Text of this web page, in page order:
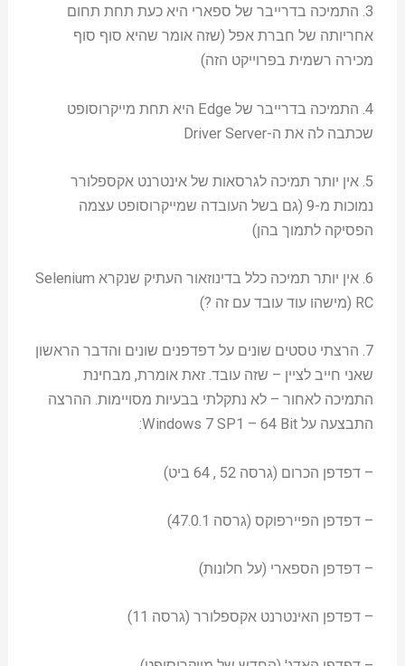
3. התמיכה בדרייבר של ספארי היא כעת תחת תחום
אחריותה של חברת אפל (שזה אומר שהיא סוף סוף
מכירה רשמית בפרוייקט הזה)
4. התמיכה בדרייבר של Edge היא תחת מייקרוסופט
שכתבה לה את ה-Driver Server
5. אין יותר תמיכה לגרסאות של אינטרנט אקספלורר
נמוכות מ-9 (גם בשל העובדה שמייקרוסופט עצמה
הפסיקה לתמוך בהן)
6. אין יותר תמיכה כלל בדינוזאור העתיק שנקרא Selenium
RC (מישהו עוד עובד עם זה ?)
7. הרצתי טסטים שונים על דפדפנים שונים והדבר הראשון
שאני חייב לציין – שזה עובד. זאת אומרת, מבחינת
התמיכה לאחור – לא נתקלתי בבעיות מסויימות. ההרצה
התבצעה על Windows 7 SP1 – 64 Bit:
– דפדפן הכרום (גרסה 52 , 64 ביט)
– דפדפן הפיירפוקס (גרסה 47.0.1)
– דפדפן הספארי (על חלונות)
– דפדפן האינטרנט אקספלורר (גרסה 11)